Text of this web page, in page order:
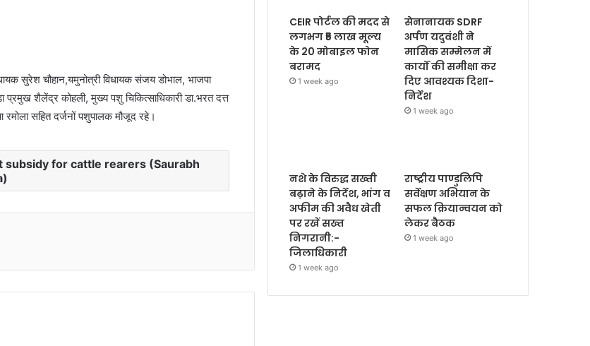
सुरेश चौहान,यमुनोत्री विधायक संजय डोभाल, भाजपा
प्रमुख शैलेंद्र कोहली, मुख्य पशु चिकित्साधिकारी डा.भरत दत्त
रमोला सहित दर्जनों पशुपालक मौजूद रहे।
for cattle rearers (Saurabh
CEIR पोर्टल की मदद से
लगभग ₹5 लाख मूल्य
के 20 मोबाइल फोन
बरामद
1 week ago
सेनानायक SDRF
अर्पण यदुवंशी ने
मासिक सम्मेलन में
कार्यों की समीक्षा कर
दिए आवश्यक दिशा-
निर्देश
1 week ago
नशे के विरुद्ध सख्ती
बढ़ाने के निर्देश, भांग व
अफीम की अवैध खेती
पर रखें सख्त
निगरानी:-
जिलाधिकारी
1 week ago
राष्ट्रीय पाण्डुलिपि
सर्वेक्षण अभियान के
सफल क्रियान्वयन को
लेकर बैठक
1 week ago